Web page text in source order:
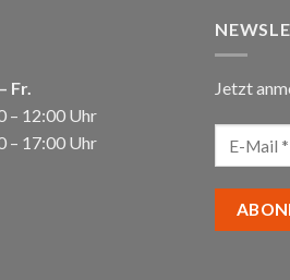
Fr.
– 12:00 Uhr
– 17:00 Uhr
Jetzt